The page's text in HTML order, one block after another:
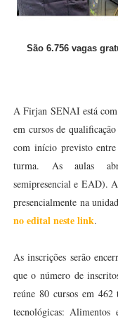
São 6.756 vagas
A Firjan SENAI está com
em cursos de
com início previsto
turma. As aulas
semipresencial e EAD).
presencialmente na
no edital neste link.
As inscrições serão
que o número de
reúne 80 cursos em 462
tecnológicas: